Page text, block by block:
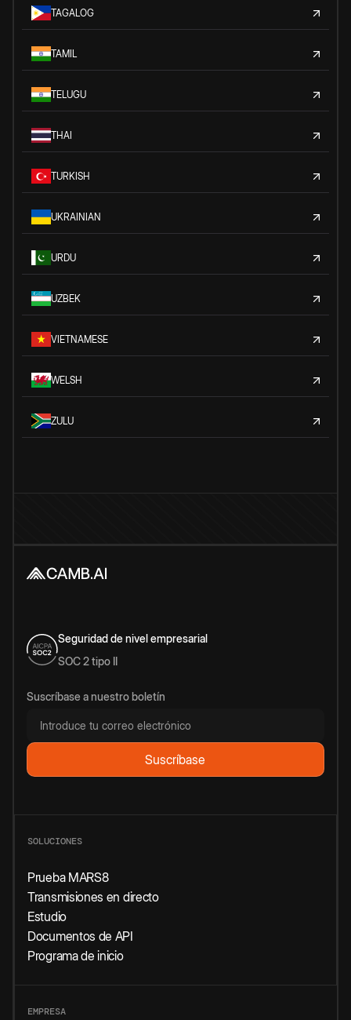
TAGALOG
TAMIL
TELUGU
THAI
TURKISH
UKRAINIAN
URDU
UZBEK
VIETNAMESE
WELSH
ZULU
Seguridad de nivel empresarial
SOC 2 tipo II
Suscríbase a nuestro boletín
SOLUCIONES
Prueba MARS8
Transmisiones en directo
Estudio
Documentos de API
Programa de inicio
EMPRESA